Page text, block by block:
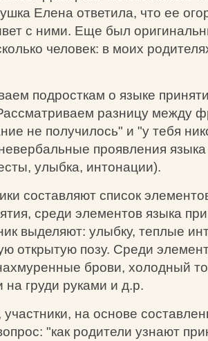
Елена ответила, что ее
с ними. Еще был
человек: в моих
подросткам о языке
разницу между
не получилось" и "у тебя
проявления
улыбка, интонации).
составляют список
среди элементов языка
выделяют: улыбку, теплые
открытую позу. Среди
брови, холодный
груди руками и д.р.
участники, на основе
"как родители узнают